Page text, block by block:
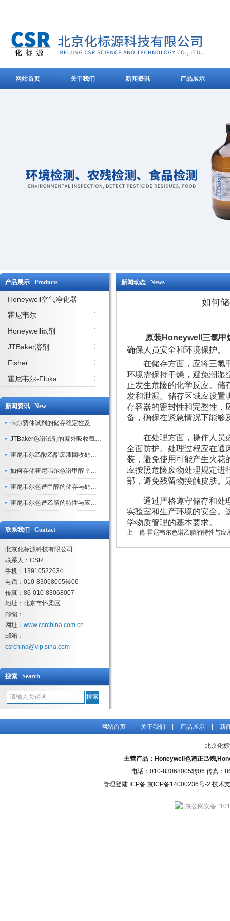
网站首页 关于我们 新闻资讯 产品展示
产品展示 Products
Honeywell空气净化器
霍尼韦尔
Honeywell试剂
JTBaker溶剂
Fisher
霍尼韦尔-Fluka
新闻资讯 New
卡尔费休试剂的储存稳定性及开封后有效期验证
JTBaker色谱试剂的紫外吸收截止波长与背景干扰
霍尼韦尔乙酸乙酯废液回收处理方法与环保处置建议
如何存储霍尼韦尔色谱甲醇？避光、密封、远离火源
霍尼韦尔色谱甲醇的储存与处理注意事项
霍尼韦尔色谱乙腈的特性与应用领域解析
联系我们 Contact
北京化标源科技有限公司
联系人：CSR
手机：13910522634
电话：010-83068005转06
传真：86-010-83068007
地址：北京市怀柔区
邮编：
网址： www.csrchina.com.cn
邮箱：
csrchina@vip.sina.com
搜索 Search
新闻动态 News
如何
原装Honeywell三氯甲
确保人员安全和环境保护。
在储存方面，应将三氯甲
环境需保持干燥，避免潮湿
止发生危险的化学反应。
发和泄漏。储存区域应设置
存容器的密封性和完整性，
备，确保在紧急情况下能够
在处理方面，操作人员必
全面防护。处理过程应在通
装，避免使用可能产生火花
应按照危险废物处理规定进
部，避免残留物接触皮肤。
通过严格遵守储存和处
实验室和生产环境的安全。
学物质管理的基本要求。
上一篇 霍尼韦尔色谱乙腈的特性与应
网站首页 关于我们 产品展示 新
北京化
主营产品：Honeywell色谱正己烷
电话：010-83068005转06 传真：
管理登陆ICP备:京ICP备14000236号-2 技术
京公网安备